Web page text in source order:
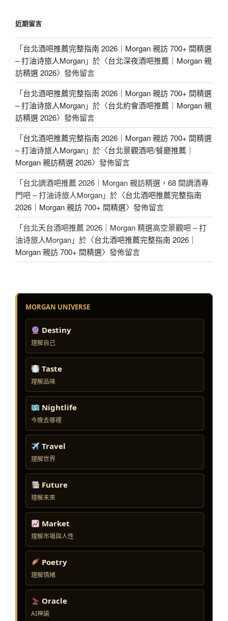
近期留言
「台北酒吧推薦完整指南 2026｜Morgan 親訪 700+ 間精選
– 打油诗旅人Morgan」於〈台北深夜酒吧推薦｜Morgan 親
訪精選 2026〉發佈留言
「台北酒吧推薦完整指南 2026｜Morgan 親訪 700+ 間精選
– 打油诗旅人Morgan」於〈台北約會酒吧推薦｜Morgan 親
訪精選 2026〉發佈留言
「台北酒吧推薦完整指南 2026｜Morgan 親訪 700+ 間精選
– 打油诗旅人Morgan」於〈台北景觀酒吧/餐廳推薦｜
Morgan 親訪精選 2026〉發佈留言
「台北調酒吧推薦 2026｜Morgan 親訪精選，68 間調酒專
門吧 – 打油诗旅人Morgan」於〈台北酒吧推薦完整指南
2026｜Morgan 親訪 700+ 間精選〉發佈留言
「台北天台酒吧推薦 2026｜Morgan 精選高空景觀吧 – 打
油诗旅人Morgan」於〈台北酒吧推薦完整指南 2026｜
Morgan 親訪 700+ 間精選〉發佈留言
MORGAN UNIVERSE
Destiny
理解自己
Taste
理解品味
Nightlife
今晚去哪裡
Travel
理解世界
Future
理解未來
Market
理解市場與人性
Poetry
理解情緒
Oracle
AI神諭